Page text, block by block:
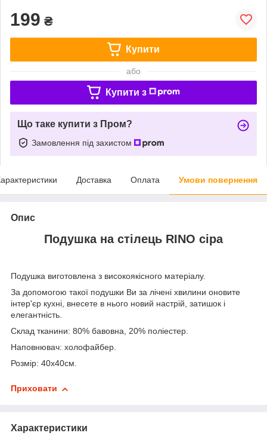
199 ₴
Купити
або
Купити з
Що таке купити з Пром?
Замовлення під захистом
Доставка Оплата Умови повернення
Опис
Подушка на стілець RINO сіра
Подушка виготовлена з високоякісного матеріалу.
За допомогою такої подушки Ви за лічені хвилини оновите
інтер'єр кухні, внесете в нього новий настрій, затишок і
елегантність.
Склад тканини: 80% бавовна, 20% поліестер.
Наповнювач: холофайбер.
Розмір: 40х40см.
Приховати
Характеристики